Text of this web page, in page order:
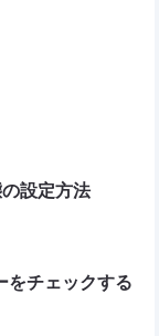
設定方法
をチェックする